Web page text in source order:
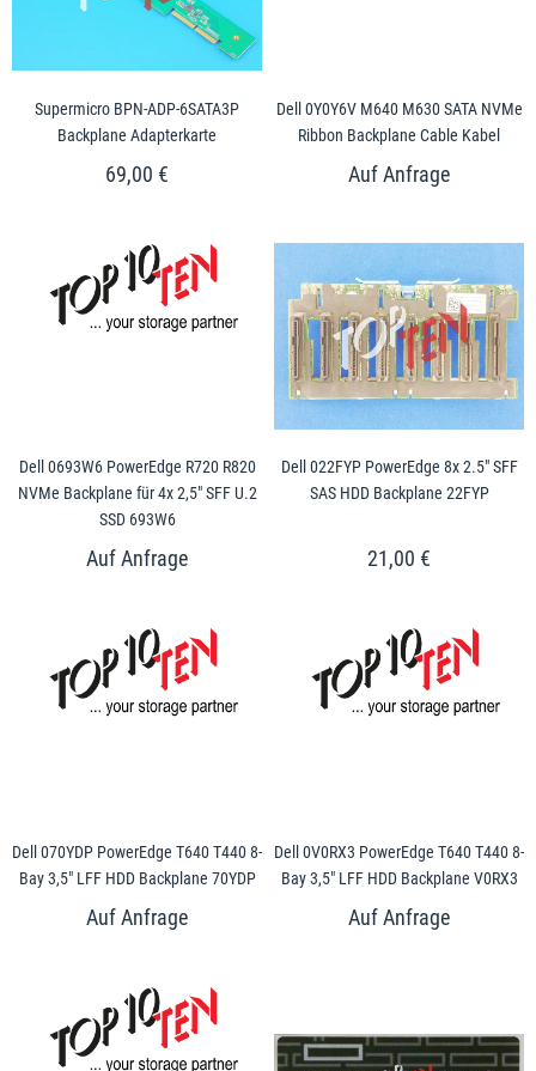
Supermicro BPN-ADP-6SATA3P
Backplane Adapterkarte
69,00 €
Dell 0Y0Y6V M640 M630 SATA NVMe
Ribbon Backplane Cable Kabel
Dell 0693W6 PowerEdge R720 R820
NVMe Backplane für 4x 2,5" SFF U.2
SSD 693W6
Dell 022FYP PowerEdge 8x 2.5" SFF
SAS HDD Backplane 22FYP
21,00 €
Dell 070YDP PowerEdge T640 T440 8-
Bay 3,5" LFF HDD Backplane 70YDP
Dell 0V0RX3 PowerEdge T640 T440 8-
Bay 3,5" LFF HDD Backplane V0RX3